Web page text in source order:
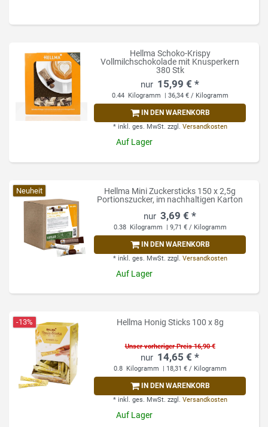
Hellma Schoko-Krispy
Vollmilchschokolade mit Knusperkern
380 Stk
15,99 € *
0.44 Kilogramm | 36,34 € / Kilogramm
IN DEN WARENKORB
* inkl. ges. MwSt. zzgl. Versandkosten
Auf Lager
Neuheit
Hellma Mini Zuckersticks 150 x 2,5g
Portionszucker, im nachhaltigen Karton
3,69 € *
0.38 Kilogramm | 9,71 € / Kilogramm
IN DEN WARENKORB
* inkl. ges. MwSt. zzgl. Versandkosten
Auf Lager
-13% Hellma Honig Sticks 100 x 8g
Unser vorheriger Preis 16,90 €
14,65 € *
0.8 Kilogramm | 18,31 € / Kilogramm
IN DEN WARENKORB
* inkl. ges. MwSt. zzgl. Versandkosten
Auf Lager